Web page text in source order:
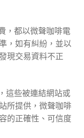
，都以微聲咖啡電
，如有糾紛，並以
現交易資料不正
這些被連結網站或
所提供，微聲咖啡
的正確性、可信度